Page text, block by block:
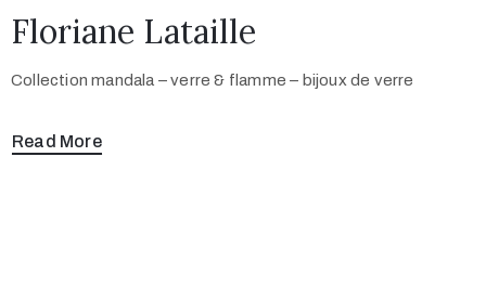
Floriane Lataille
Collection mandala – verre & flamme – bijoux de verre
Read More